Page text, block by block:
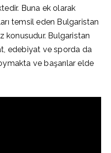
Buna ek olarak
temsil eden Bulgaristan
konusudur. Bulgaristan
edebiyat ve sporda da
ve başarılar elde